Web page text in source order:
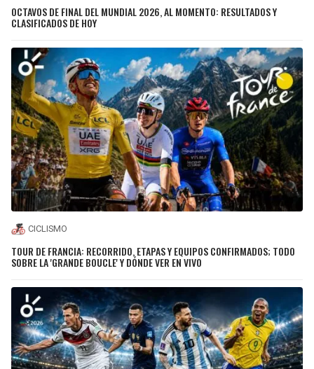
OCTAVOS DE FINAL DEL MUNDIAL 2026, AL MOMENTO: RESULTADOS Y
CLASIFICADOS DE HOY
CICLISMO
TOUR DE FRANCIA: RECORRIDO, ETAPAS Y EQUIPOS CONFIRMADOS; TODO
SOBRE LA 'GRANDE BOUCLE' Y DÓNDE VER EN VIVO